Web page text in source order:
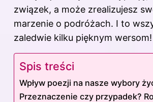
związek, a może zrealizujesz
marzenie o podróżach. I to
zaledwie kilku pięknym wersom!
Spis treści
Wpływ poezji na nasze wybory
Przeznaczenie czy przypadek?